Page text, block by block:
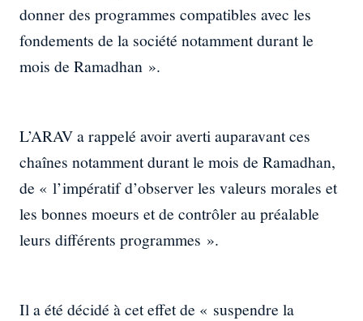
donner des programmes compatibles avec les
fondements de la société notamment durant le
mois de Ramadhan ».
L’ARAV a rappelé avoir averti auparavant ces
chaînes notamment durant le mois de Ramadhan,
de « l’impératif d’observer les valeurs morales et
les bonnes moeurs et de contrôler au préalable
leurs différents programmes ».
Il a été décidé à cet effet de « suspendre la